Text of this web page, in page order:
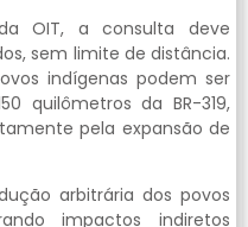
OIT, a consulta deve
sem limite de distância.
indígenas podem ser
quilômetros da BR-319,
pela expansão de
arbitrária dos povos
impactos indiretos